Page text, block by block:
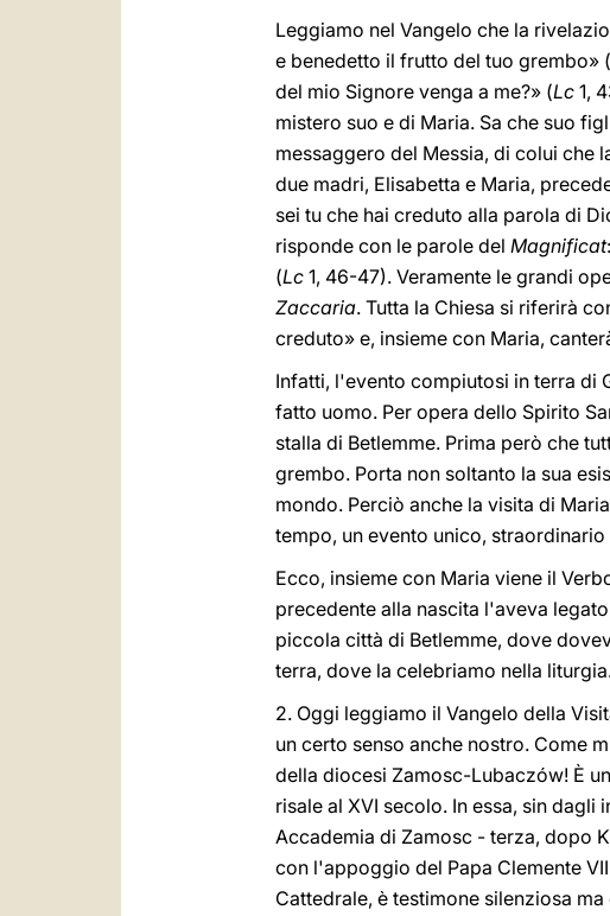
Leggiamo nel Vangelo che la
e benedetto il frutto del tuo grembo» (
del mio Signore venga a me?» (Lc 1,
mistero suo e di Maria. Sa che suo
messaggero del Messia, di colui che
due madri, Elisabetta e Maria,
sei tu che hai creduto alla parola di
risponde con le parole del Magnificat
(Lc 1, 46-47). Veramente le grandi
Zaccaria. Tutta la Chiesa si riferirà
creduto» e, insieme con Maria,
Infatti, l'evento compiutosi in terra di
fatto uomo. Per opera dello Spirito
stalla di Betlemme. Prima però che
grembo. Porta non soltanto la sua
mondo. Perciò anche la visita di
tempo, un evento unico,
Ecco, insieme con Maria viene il
precedente alla nascita l'aveva
piccola città di Betlemme, dove
terra, dove la celebriamo nella
2. Oggi leggiamo il Vangelo della
un certo senso anche nostro. Come
della diocesi Zamosc-Lubaczów! È
risale al XVI secolo. In essa, sin
Accademia di Zamosc - terza, dopo
con l'appoggio del Papa Clemente
Cattedrale, è testimone silenziosa